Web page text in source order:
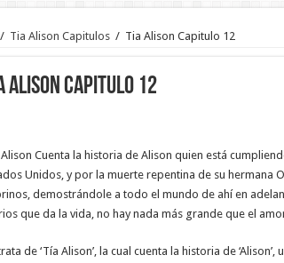
/ Tia Alison Capitulos / Tia Alison Capitulo 12
Alison Capitulo 12
Cuenta la historia de Alison quien está
Unidos, y por la muerte repentina de su hermana
demostrándole a todo el mundo de ahí en
que da la vida, no hay nada más grande que el
de ‘Tía Alison’, la cual cuenta la historia de